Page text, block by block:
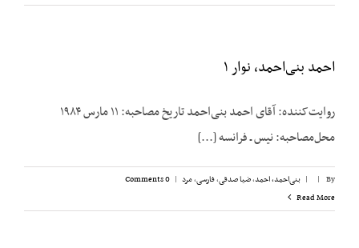
احمد بنی‌احمد، نوار ۱
روایت‌کننده: آقای احمد بنی‌احمد تاریخ مصاحبه: ۱۱ مارس ۱۹۸۴
محل‌مصاحبه: نیس ـ فرانسه [...]
By
|
| بنی‌احمد، احمد,ضیا صدقی,فارسی,مرد |
0 Comments
Read More